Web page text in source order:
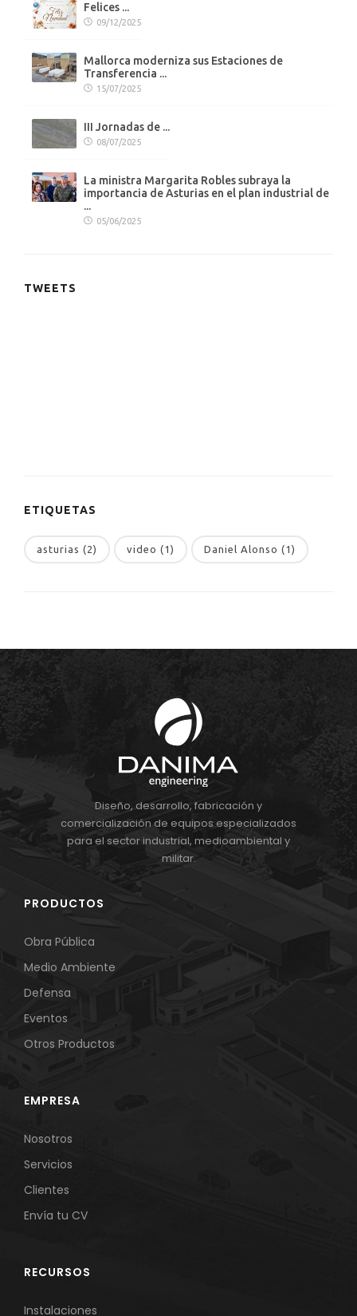
Felices ...
09/12/2025
Mallorca moderniza sus Estaciones de
Transferencia ...
15/07/2025
III Jornadas de ...
08/07/2025
La ministra Margarita Robles subraya la
importancia de Asturias en el plan industrial de
...
05/06/2025
TWEETS
ETIQUETAS
asturias (2) video (1) Daniel Alonso (1)
Diseño, desarrollo, fabricación y
comercialización de equipos especializados
para el sector industrial, medioambiental y
militar.
PRODUCTOS
Obra Pública
Medio Ambiente
Defensa
Eventos
Otros Productos
EMPRESA
Nosotros
Servicios
Clientes
Envía tu CV
RECURSOS
Instalaciones